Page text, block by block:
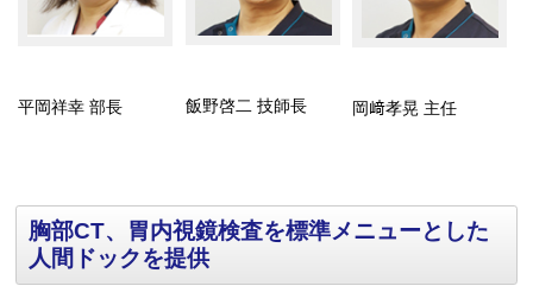
平岡祥幸 部長 飯野啓二 技師長 岡﨑孝晃 主任
胸部CT、胃内視鏡検査を標準メニューとした
人間ドックを提供